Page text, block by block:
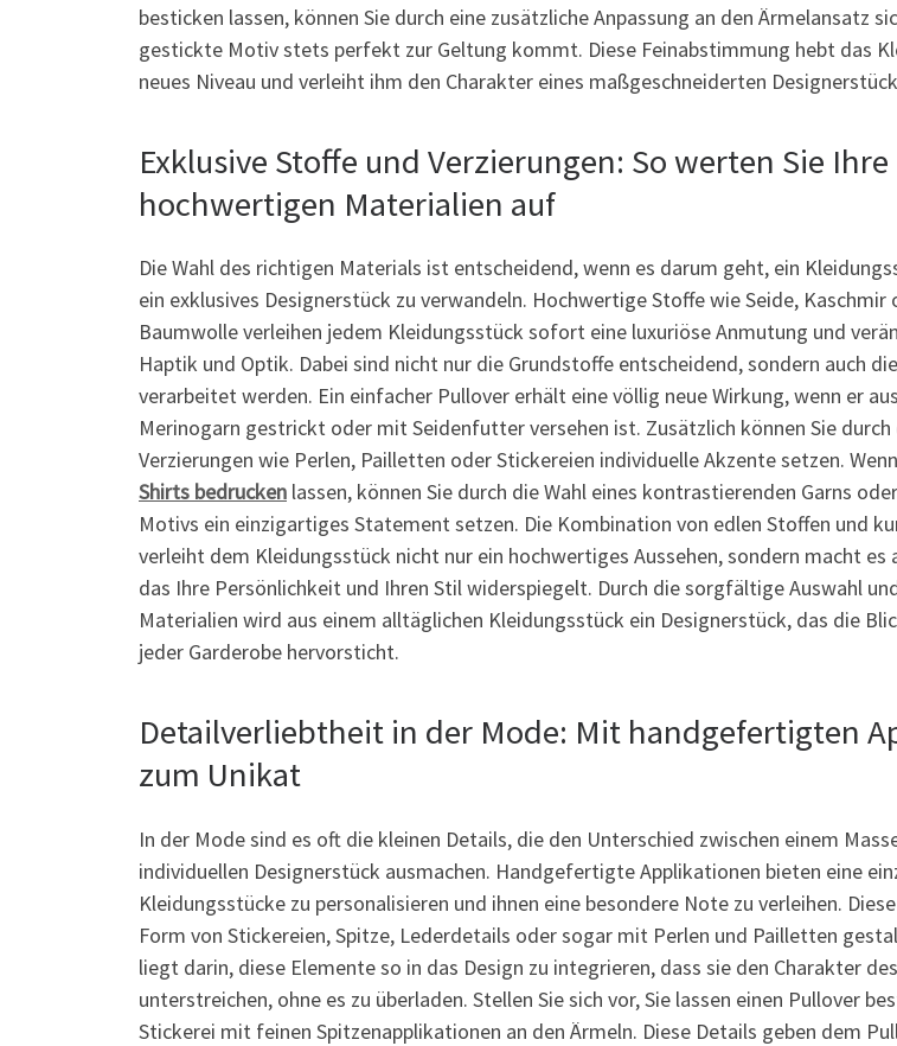
besticken lassen, können Sie durch eine zusätzliche Anpassung an den Ärmelansatz
gestickte Motiv stets perfekt zur Geltung kommt. Diese Feinabstimmung hebt das
neues Niveau und verleiht ihm den Charakter eines maßgeschneiderten
Exklusive Stoffe und Verzierungen: So werten Sie
hochwertigen Materialien auf
Die Wahl des richtigen Materials ist entscheidend, wenn es darum geht, ein
ein exklusives Designerstück zu verwandeln. Hochwertige Stoffe wie Seide,
Baumwolle verleihen jedem Kleidungsstück sofort eine luxuriöse Anmutung und
Haptik und Optik. Dabei sind nicht nur die Grundstoffe entscheidend, sondern auch
verarbeitet werden. Ein einfacher Pullover erhält eine völlig neue Wirkung, wenn er
Merinogarn gestrickt oder mit Seidenfutter versehen ist. Zusätzlich können Sie durch
Verzierungen wie Perlen, Pailletten oder Stickereien individuelle Akzente setzen.
Shirts bedrucken lassen, können Sie durch die Wahl eines kontrastierenden Garns
Motivs ein einzigartiges Statement setzen. Die Kombination von edlen Stoffen und
verleiht dem Kleidungsstück nicht nur ein hochwertiges Aussehen, sondern macht es
das Ihre Persönlichkeit und Ihren Stil widerspiegelt. Durch die sorgfältige Auswahl
Materialien wird aus einem alltäglichen Kleidungsstück ein Designerstück, das die
jeder Garderobe hervorsticht.
Detailverliebtheit in der Mode: Mit handgefertigten
zum Unikat
In der Mode sind es oft die kleinen Details, die den Unterschied zwischen einem
individuellen Designerstück ausmachen. Handgefertigte Applikationen bieten eine
Kleidungsstücke zu personalisieren und ihnen eine besondere Note zu verleihen.
Form von Stickereien, Spitze, Lederdetails oder sogar mit Perlen und Pailletten
liegt darin, diese Elemente so in das Design zu integrieren, dass sie den Charakter
unterstreichen, ohne es zu überladen. Stellen Sie sich vor, Sie lassen einen Pullover
Stickerei mit feinen Spitzenapplikationen an den Ärmeln. Diese Details geben dem